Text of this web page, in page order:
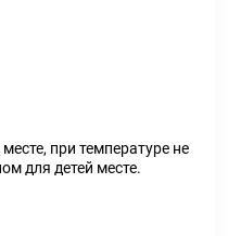
при температуре не
для детей месте.